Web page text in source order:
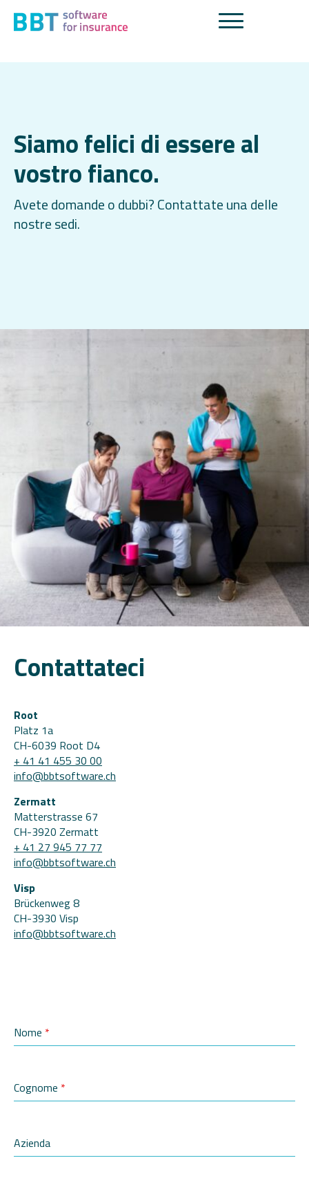
Siamo felici di essere al
vostro fianco.
Avete domande o dubbi? Contattate una delle
nostre sedi.
Contattateci
Root
Platz 1a
CH-6039 Root D4
+ 41 41 455 30 00
info@bbtsoftware.ch
Zermatt
Matterstrasse 67
CH-3920 Zermatt
+ 41 27 945 77 77
info@bbtsoftware.ch
Visp
Brückenweg 8
CH-3930 Visp
info@bbtsoftware.ch
Nome *
Cognome *
Azienda